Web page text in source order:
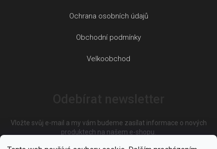
Ochrana osobních údajů
Obchodní podmínky
Velkoobchod
Vložte svůj e-mail a my vám budeme zasílat informace o nových
produktech na našem e-shopu.